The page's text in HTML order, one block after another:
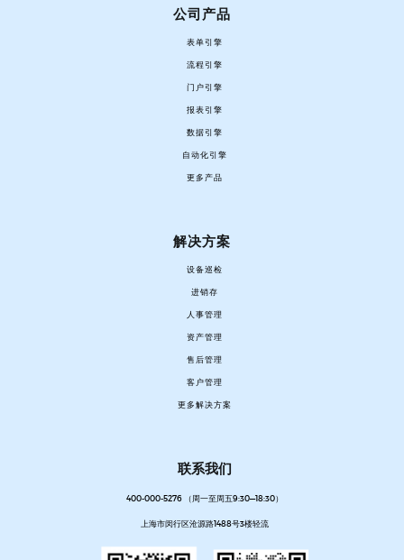
公司产品
表单引擎
流程引擎
门户引擎
报表引擎
数据引擎
自动化引擎
更多产品
解决方案
设备巡检
进销存
人事管理
资产管理
售后管理
客户管理
更多解决方案
联系我们
400-000-5276 （周一至周五9:30—18:30）
上海市闵行区沧源路1488号3楼轻流